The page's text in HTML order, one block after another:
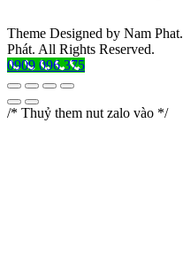
Theme Designed by Nam Phat.
Phát. All Rights Reserved.
0909 096 375
/* Thuỷ them nut zalo vào */